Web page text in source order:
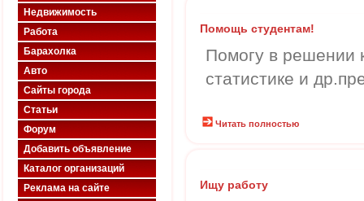
Недвижимость
Работа
Барахолка
Авто
Сайты города
Статьи
Форум
Добавить объявление
Каталог организаций
Реклама на сайте
Помощь студентам!
Помогу в решении
статистике и
Читать полностью
Ищу работу